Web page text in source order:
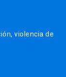
violencia de